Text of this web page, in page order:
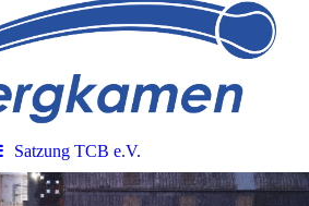
Satzung TCB e.V.